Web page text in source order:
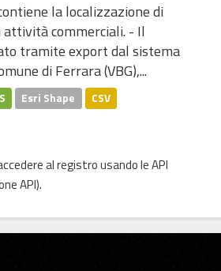
la localizzazione di
commerciali. - Il
tramite export dal sistema
di Ferrara (VBG),...
Esri Shape CSV
al registro usando leAPI
API).